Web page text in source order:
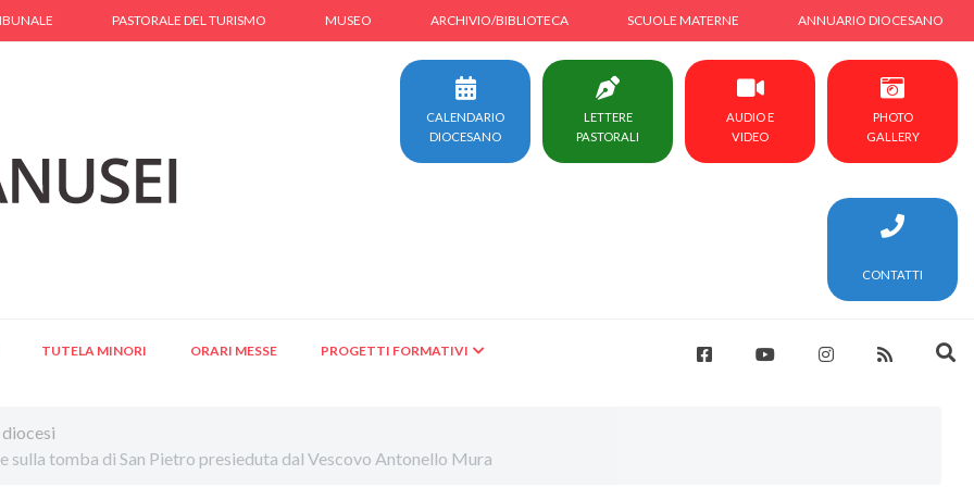
PASTORALE DEL TURISMO MUSEO ARCHIVIO/BIBLIOTECA SCUOLE MATERNE ANNUARIO DIOCESANO
CALENDARIO
DIOCESANO
LETTERE
PASTORALI
AUDIO E
VIDEO
PHOTO
GALLERY
CONTATTI
TUTELA MINORI ORARI MESSE PROGETTI FORMATIVI
sulla tomba di San Pietro presieduta dal Vescovo Antonello Mura